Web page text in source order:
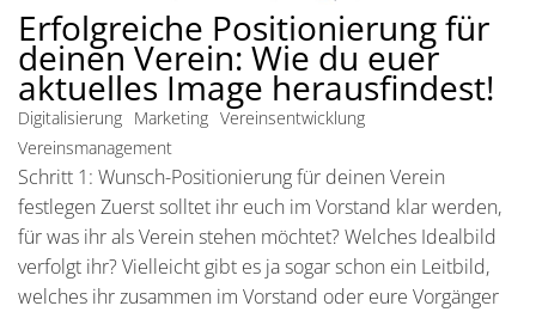
Erfolgreiche Positionierung für
deinen Verein: Wie du euer
aktuelles Image herausfindest!
Digitalisierung Marketing Vereinsentwicklung
Vereinsmanagement
Schritt 1: Wunsch-Positionierung für deinen Verein
festlegen Zuerst solltet ihr euch im Vorstand klar werden,
für was ihr als Verein stehen möchtet? Welches Idealbild
verfolgt ihr? Vielleicht gibt es ja sogar schon ein Leitbild,
welches ihr zusammen im Vorstand oder eure Vorgänger